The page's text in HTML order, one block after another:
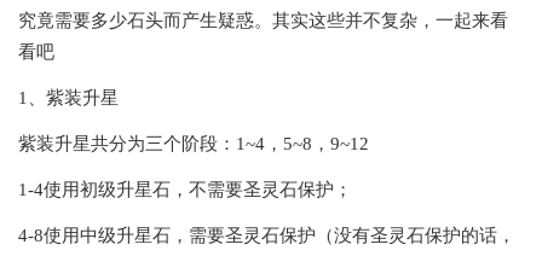
究竟需要多少石头而产生疑惑。其实这些并不复杂，一起来看
看吧
1、紫装升星
紫装升星共分为三个阶段：1~4，5~8，9~12
1-4使用初级升星石，不需要圣灵石保护；
4-8使用中级升星石，需要圣灵石保护（没有圣灵石保护的话，